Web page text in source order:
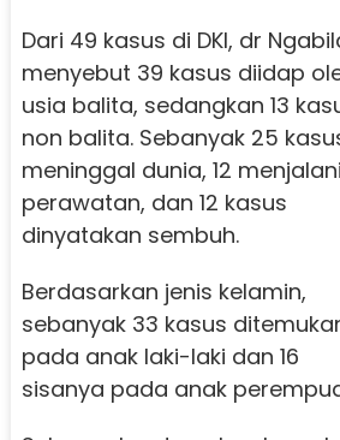
Dari 49 kasus di DKI, dr
menyebut 39 kasus diidap
usia balita, sedangkan 13
non balita. Sebanyak 25
meninggal dunia, 12 menjalani
perawatan, dan 12 kasus
dinyatakan sembuh.
Berdasarkan jenis kelamin,
sebanyak 33 kasus
pada anak laki-laki dan 16
sisanya pada anak